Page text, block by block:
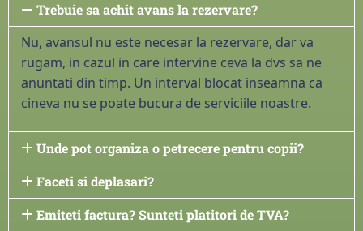
Trebuie sa achit avans la rezervare?
Nu, avansul nu este necesar la rezervare, dar va
rugam, in cazul in care intervine ceva la dvs sa ne
anuntati din timp. Un interval blocat inseamna ca
cineva nu se poate bucura de serviciile noastre.
Unde pot organiza o petrecere pentru copii?
Faceti si deplasari?
Emiteti factura? Sunteti platitori de TVA?